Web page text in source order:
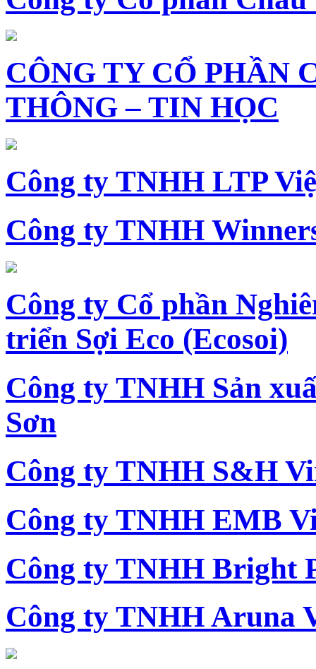
CÔNG TY CỔ PHẦN
THÔNG – TIN HỌC
Công ty TNHH LTP
Công ty TNHH
Công ty Cổ phần
triển Sợi Eco (Ecosoi)
Công ty TNHH Sản
Sơn
Công ty TNHH S&H
Công ty TNHH EMB
Công ty TNHH Bright
Công ty TNHH Aruna